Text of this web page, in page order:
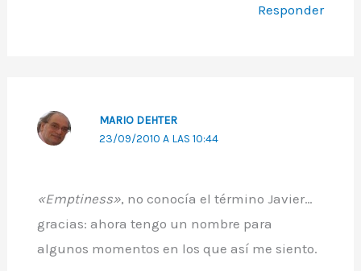
Responder
MARIO DEHTER
23/09/2010 A LAS 10:44
«Emptiness», no conocía el término Javier…
gracias: ahora tengo un nombre para
algunos momentos en los que así me siento.